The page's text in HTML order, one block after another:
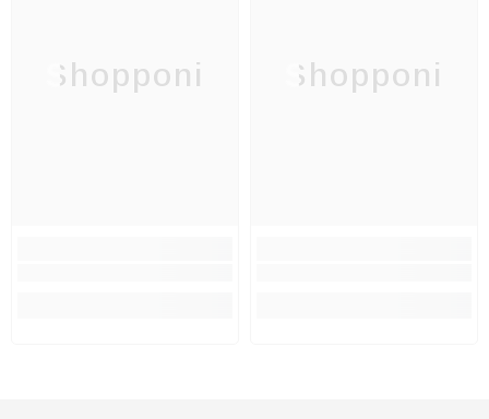
Shopponi Shopponi